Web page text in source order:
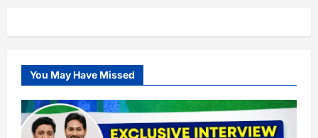
You May Have Missed